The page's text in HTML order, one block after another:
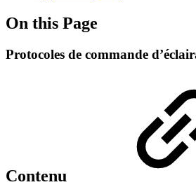
On this Page
Protocoles de commande
Contenu